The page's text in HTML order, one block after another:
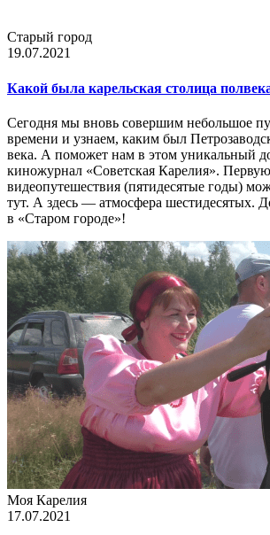
Старый город
19.07.2021
Какой была карельская столица
Сегодня мы вновь совершим небольшое
времени и узнаем, каким был
века. А поможет нам в этом уникальный
киножурнал «Советская Карелия».
видеопутешествия (пятидесятые годы)
тут. А здесь — атмосфера шестидесятых.
в «Старом городе»!
Моя Карелия
17.07.2021